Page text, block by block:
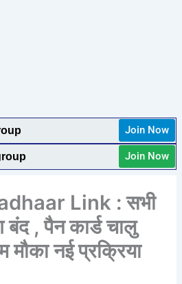
Join Now
Join Now
Link : सभी
, पैन कार्ड चालु
मौका नई प्रक्रिया